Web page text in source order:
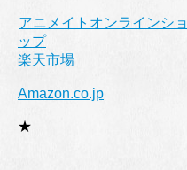
アニメイトオンラインショ
ップ
楽天市場
Amazon.co.jp
★